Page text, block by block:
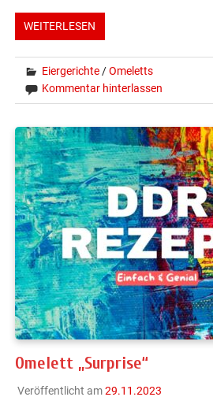
WEITERLESEN
Eiergerichte/Omeletts
Kommentar hinterlassen
Omelett „Surprise“
Veröffentlicht am29.11.2023